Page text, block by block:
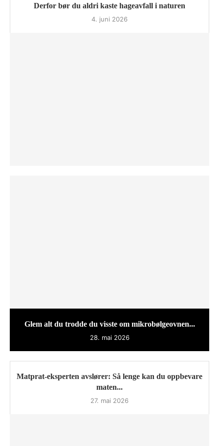
Derfor bør du aldri kaste hageavfall i naturen
4. juni 2026
Glem alt du trodde du visste om mikrobølgeovnen...
28. mai 2026
Matprat-eksperten avslører: Så lenge kan du oppbevare
maten...
27. mai 2026